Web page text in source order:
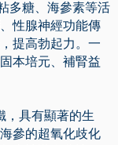
多糖、海參素等活
性腺神經功能傳
提高勃起力。一
本培元、補腎益
，具有顯著的生
參的超氧化歧化